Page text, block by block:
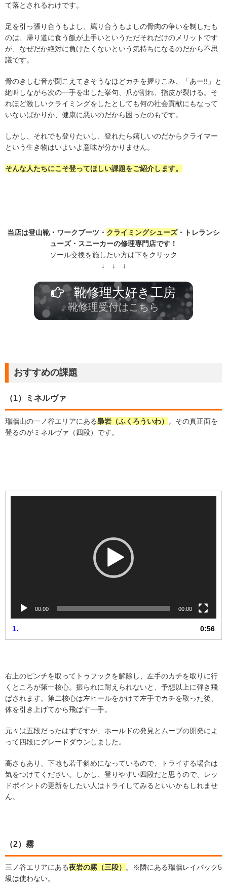
て落とされるわけです。
足を引っ張り合うもよし、罵り合うもよしの骨肉の争いを制したも
のは、帰り道に食う飯が上手いというただそれだけのメリットです
が、なぜだか絶対に負けたくないという気持ちになるのだから不思
議です。
骨のきしむ音が聞こえてきそうなほどカチを握りこみ、「あー!!」と
絶叫しながら次の一手を出した挙句、爪が割れ、指皮が裂ける。そ
れほど激しいクライミングをしたとしても何の社会貢献にもなって
いないばかりか、健康に悪いのだから困ったのもです。
しかし、それでも登りたいし、登れたら嬉しいのだからクライマー
という生き物はいよいよ意味が分かりません。
そんな人たちにこそ登ってほしい課題をご紹介します。
当店は登山靴・ワークブーツ・ クライミングシューズ・トレランシ
ューズ・スニーカーの修理専門店です！
ソール交換を施したい方は下をクリック
↓ ↓ ↓
靴修理大好き工房
靴修理受付はこちら
おすすめの課題
（1）ミネルヴァ
瑞牆山の一ノ谷エリアにある梟岩（ふくろういわ）
。その真正面を
登るのがミネルヴァ（四段）です。
00:00 00:00
1. 0:56
右上のピンチを取ってトゥフックを解除し、左手のカチを取りに行
くところが第一核心。振られに耐えられないと、予想以上に弾き飛
ばされます。第二核心は左ヒールをかけて左手でカチを取った後、
体を引き上げてから飛ばす一手。
元々は五段だったはずですが、ホールドの発見とムーブの開発によ
って四段にグレードダウンしました。
高さもあり、下地も若干斜めになっているので、トライする場合は
気をつけてください。しかし、登りやすい四段だと思うので、レッ
ドポイントの更新をしたい人はトライしてみるといいかもしれませ
ん。
（2）霧
三ノ谷エリアにある夜岩の霧（三段）
。※隣にある瑞牆レイバック5
級は使わない。